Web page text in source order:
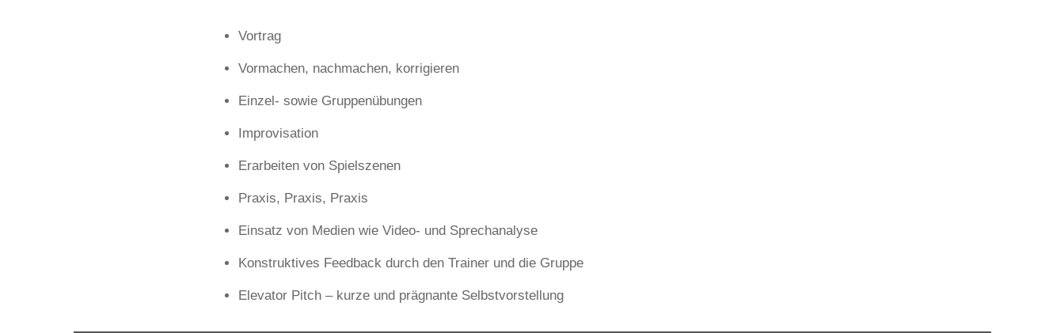
Vortrag
Vormachen, nachmachen, korrigieren
Einzel- sowie Gruppenübungen
Improvisation
Erarbeiten von Spielszenen
Praxis, Praxis, Praxis
Einsatz von Medien wie Video- und Sprechanalyse
Konstruktives Feedback durch den Trainer und die Gruppe
Elevator Pitch – kurze und prägnante Selbstvorstellung